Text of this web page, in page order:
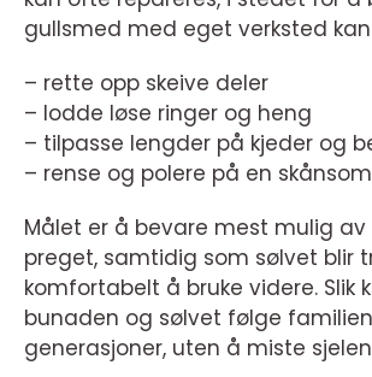
gullsmed med eget verksted
– rette opp skeive deler
– lodde løse ringer og heng
– tilpasse lengder på kjeder og
– rense og polere på en
Målet er å bevare mest mulig
preget, samtidig som sølvet blir
komfortabelt å bruke videre. Slik
bunaden og sølvet følge
generasjoner, uten å miste